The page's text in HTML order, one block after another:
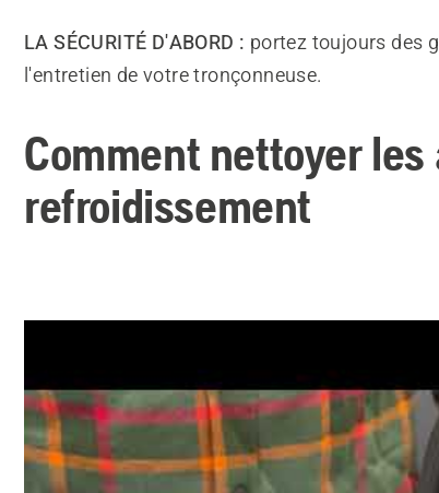
LA SÉCURITÉ D'ABORD : portez toujours des
l'entretien de votre tronçonneuse.
Comment nettoyer
refroidissement